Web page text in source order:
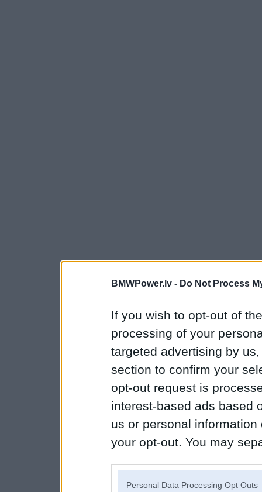
BMWPower.lv - Do Not Process
If you wish to opt-out of
processing of your
targeted advertising by
section to confirm your
opt-out request is
interest-based ads based
us or personal
your opt-out. You may
Personal Data Processing Opt Outs